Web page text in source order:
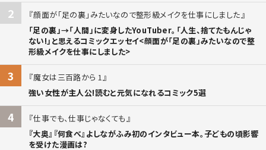
2
顔面が「足の裏」みたいなので整形級メイクを仕事にしました
「足の裏」→「人間」に変身したYouTuber。「人生、捨てたもんじゃ
ない!」と思えるコミックエッセイ<顔面が「足の裏」みたいなので整
形級メイクを仕事にしました>
3
魔女は三百路から 1
強い女性が主人公!読むと元気になれるコミック5選
4
仕事でも、仕事じゃなくても
『大奥』『何食べ』よしながふみ初のインタビュー本。子どもの頃影響
を受けた漫画は?